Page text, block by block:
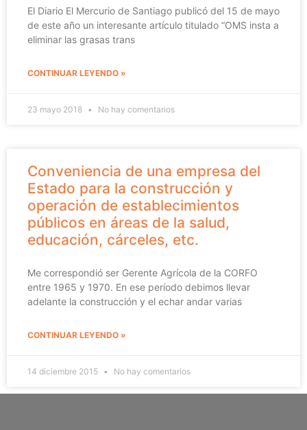
El Diario El Mercurio de Santiago publicó del 15 de mayo
de este año un interesante artículo titulado “OMS insta a
eliminar las grasas trans
CONTINUAR LEYENDO »
23 mayo 2018 No hay comentarios
Conveniencia de una empresa del
Estado para la construcción y
operación de establecimientos
públicos en áreas de la salud,
educación, cárceles, etc.
Me correspondió ser Gerente Agrícola de la CORFO
entre 1965 y 1970. En ese período debimos llevar
adelante la construcción y el echar andar varias
CONTINUAR LEYENDO »
14 diciembre 2015 No hay comentarios